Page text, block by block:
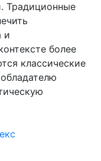
более
классические